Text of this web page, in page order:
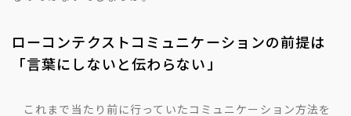
ローコンテクストコミュニケーションの前提は
「言葉にしないと伝わらない」
これまで当たり前に行っていたコミュニケーション方法を